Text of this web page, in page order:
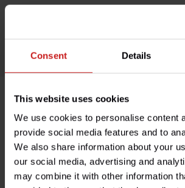
Consent Details
This website uses cookies
We use cookies to personalise content
provide social media features and to
We also share information about your
our social media, advertising and
may combine it with other information
Des milliers de clients satisfaits!
Description du produit
Spécifications